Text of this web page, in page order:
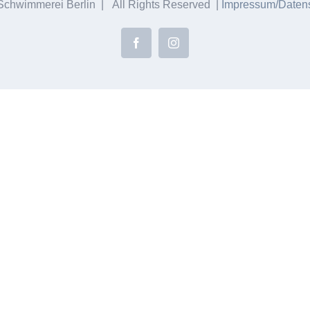
Berlin | All Rights Reserved | Impressum/
FacebookInstagram